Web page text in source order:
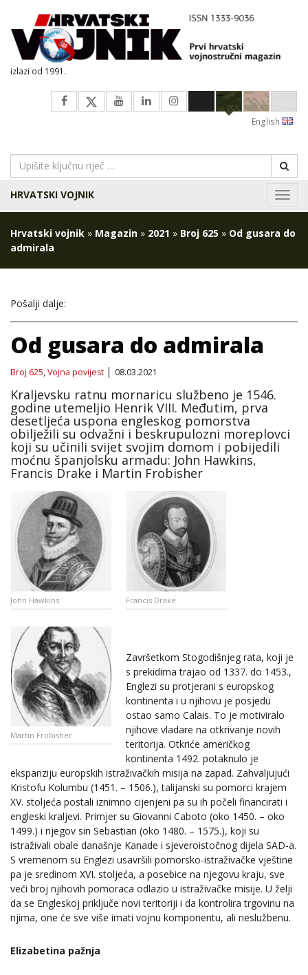
izlazi od 1991.
English
HRVATSKI VOJNIK
Hrvatski vojnik » Magazin » 2021 » Broj 625 » Od gusara do
admirala
Pošalji dalje:
Od gusara do admirala
Broj 625,Vojna povijest 08.03.2021
Kraljevsku ratnu mornaricu službeno je 1546.
godine utemeljio Henrik VIII. Međutim, prva
desetljeća uspona engleskog pomorstva
obilježili su odvažni i beskrupulozni moreplovci
koji su učinili svijet svojim domom i pobijedili
moćnu španjolsku armadu: John Hawkins,
Francis Drake i Martin Frobisher
John Hawkins Francis Drake
Martin Frobisher
Završetkom Stogodišnjeg rata, koji je
s prekidima trajao od 1337. do 1453.,
Englezi su protjerani s europskog
kontinenta i u njihovu je posjedu
ostao samo Calais. To je motiviralo
njihove vladare na otkrivanje novih
teritorija. Otkriće američkog
kontinenta 1492. potaknulo je
ekspanziju europskih istraživačkih misija na zapad. Zahvaljujući
Kristofu Kolumbu (1451. – 1506.), talijanski su pomorci krajem
XV. stoljeća postali iznimno cijenjeni pa su ih počeli financirati i
engleski kraljevi. Primjer su Giovanni Caboto (oko 1450. – oko
1499.) i njegov sin Sebastian (oko 1480. – 1575.), koji su
istraživali obale današnje Kanade i sjeveroistočnog dijela SAD-a.
S vremenom su Englezi usavršili pomorsko-istraživačke vještine
pa je sredinom XVI. stoljeća, a posebice na njegovu kraju, sve
veći broj njihovih pomoraca odlazio u istraživačke misije. U želji
da se Engleskoj priključe novi teritoriji i da kontrolira trgovinu na
njima, one će sve više imati vojnu komponentu, ali neslužbenu.
Elizabetina pažnja